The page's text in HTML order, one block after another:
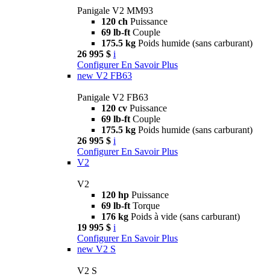
Panigale V2 MM93
120 ch Puissance
69 lb-ft Couple
175.5 kg Poids humide (sans carburant)
26 995 $ i
Configurer En Savoir Plus
new V2 FB63
Panigale V2 FB63
120 cv Puissance
69 lb-ft Couple
175.5 kg Poids humide (sans carburant)
26 995 $ i
Configurer En Savoir Plus
V2
V2
120 hp Puissance
69 lb-ft Torque
176 kg Poids à vide (sans carburant)
19 995 $ i
Configurer En Savoir Plus
new V2 S
V2 S